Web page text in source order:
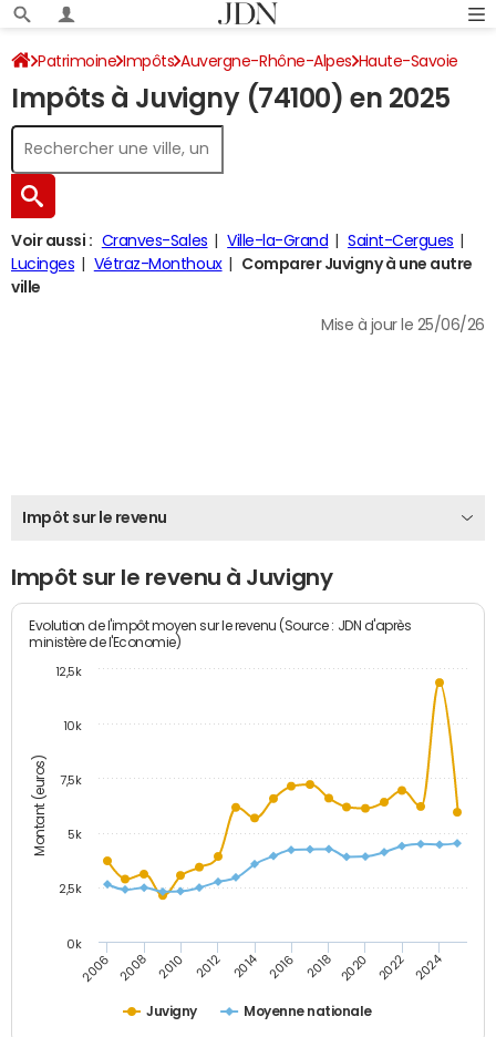
Patrimoine Impôts Auvergne-Rhône-Alpes Haute-Savoie
Juvigny Impôt sur le revenu
Impôts à Juvigny (74100) en 2025
Voir aussi : Cranves-Sales Ville-la-Grand
Saint-Cergues
Lucinges
Vétraz-Monthoux
Comparer Juvigny à une autre
ville
Mise à jour le 25/06/26
Impôt sur le revenu
Impôt sur le revenu à Juvigny
Montant (euros)
Evolution de l'impôt moyen sur le revenu (Source : JDN d'après
ministère de l'Economie)
Juvigny Moyenne nationale
2006 2008 2010 2012 2014 2016 2018 2020 2022 2024
0k
2,5k
5k
7,5k
10k
12,5k